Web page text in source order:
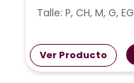
Talle: P, CH, M, G, EG
Ver Producto